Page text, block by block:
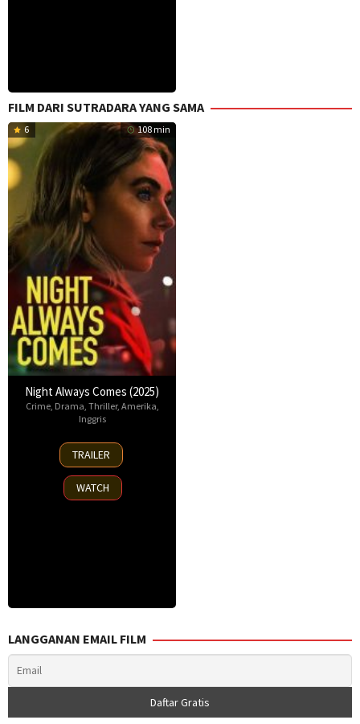
FILM DARI SUTRADARA YANG SAMA
6 108 min
Night Always Comes (2025)
Crime, Drama, Thriller, Amerika,
Inggris
15
Aug
2025
TRAILER
WATCH
LANGGANAN EMAIL FILM